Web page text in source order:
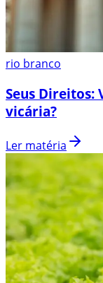
rio branco
Seus Direitos:
vicária?
Ler matéria